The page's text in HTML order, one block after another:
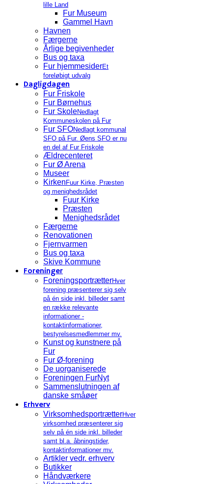
lille Land
Fur Museum
Gammel Havn
Havnen
Færgerne
Årlige begivenheder
Bus og taxa
Fur hjemmesiderEt
foreløbigt udvalg
Dagligdagen
Fur Friskole
Fur Børnehus
Fur SkoleNedlagt
Kommuneskolen på Fur
Fur SFONedlagt kommunal
SFO på Fur. Øens SFO er nu
en del af Fur Friskole
Ældrecenteret
Fur Ø Arena
Museer
Kirken Fuur Kirke, Præsten
og menighedsrådet
Fuur Kirke
Præsten
Menighedsrådet
Færgerne
Renovationen
Fjernvarmen
Bus og taxa
Skive Kommune
Foreninger
ForeningsportrætterHver
forening præsenterer sig selv
på én side inkl. billeder samt
en række relevante
informationer -
kontaktinformationer,
bestyrelsesmedlemmer mv.
Kunst og kunstnere på
Fur
Fur Ø-forening
De uorganiserede
Foreningen FurNyt
Sammenslutningen af
danske småøer
Erhverv
VirksomhedsportrætterHver
virksomhed præsenterer sig
selv på én side inkl. billeder
samt bl.a. åbningstider,
kontaktinformationer mv.
Artikler vedr. erhverv
Butikker
Håndværkere